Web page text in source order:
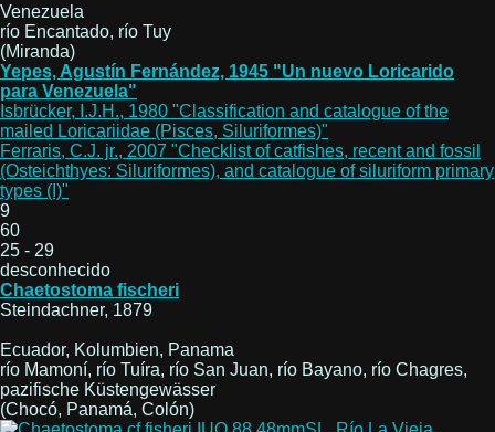
Venezuela
río Encantado, río Tuy
(Miranda)
Yepes, Agustín Fernández, 1945 "Un nuevo Loricarido
para Venezuela"
Isbrücker, I.J.H., 1980 "Classification and catalogue of the
mailed Loricariidae (Pisces, Siluriformes)"
Ferraris, C.J. jr., 2007 "Checklist of catfishes, recent and fossil
(Osteichthyes: Siluriformes), and catalogue of siluriform primary
types (I)"
9
60
25 - 29
desconhecido
Chaetostoma fischeri
Steindachner, 1879
Ecuador, Kolumbien, Panama
río Mamoní, río Tuíra, río San Juan, río Bayano, río Chagres,
pazifische Küstengewässer
(Chocó, Panamá, Colón)